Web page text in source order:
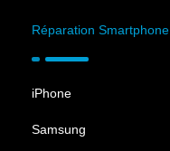
Réparation Smartphone
iPhone
Samsung